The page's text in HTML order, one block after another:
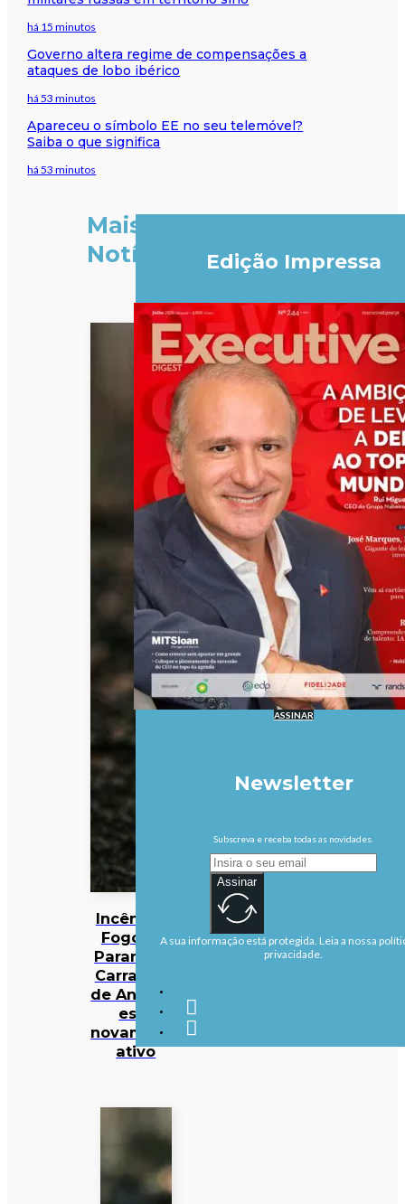
há 15 minutos
Governo altera regime de compensações a
ataques de lobo ibérico
há 53 minutos
Apareceu o símbolo EE no seu telemóvel?
Saiba o que significa
há 53 minutos
Mais
Notícias
Incêndios:
Fogo em
Parambos,
Carrazeda
de Ansiães,
está
novamente
ativo
Edição Impressa
ASSINAR
Newsletter
Subscreva e receba todas as novidades.
Assinar
A sua informação está protegida. Leia a nossa
privacidade.